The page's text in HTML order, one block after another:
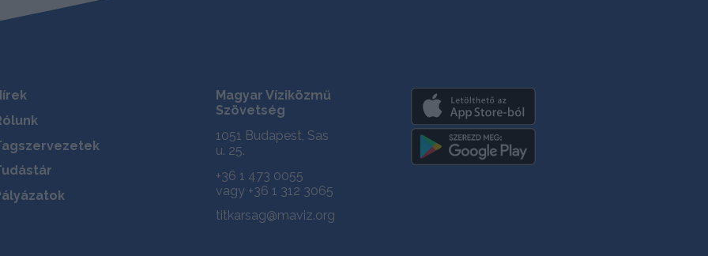
Magyar Víziközmű
Szövetség
1051 Budapest, Sas
u. 25.
+36 1 473 0055
vagy +36 1 312 3065
titkarsag@maviz.org